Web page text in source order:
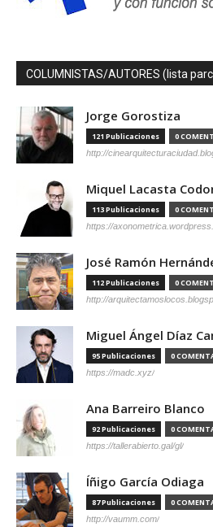
COLUMNISTAS/AUTORES (lista
Jorge Gorostiza
121 Publicaciones 0
http://
Miquel Lacasta
113 Publicaciones 0
https://
José Ramón
112 Publicaciones 0
http://
Miguel Ángel Díaz
95 Publicaciones 0
https://madc.xyz/
Ana Barreiro Blanco
92 Publicaciones 0
https://tallerabierto.gal/gl/
Íñigo García Odiaga
87 Publicaciones 0
http://vaumm.com/